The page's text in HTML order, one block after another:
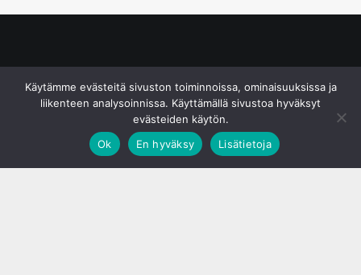
Käytämme evästeitä sivuston toiminnoissa, ominaisuuksissa ja
liikenteen analysoinnissa. Käyttämällä sivustoa hyväksyt
evästeiden käytön.
Ok
En hyväksy Lisätietoja